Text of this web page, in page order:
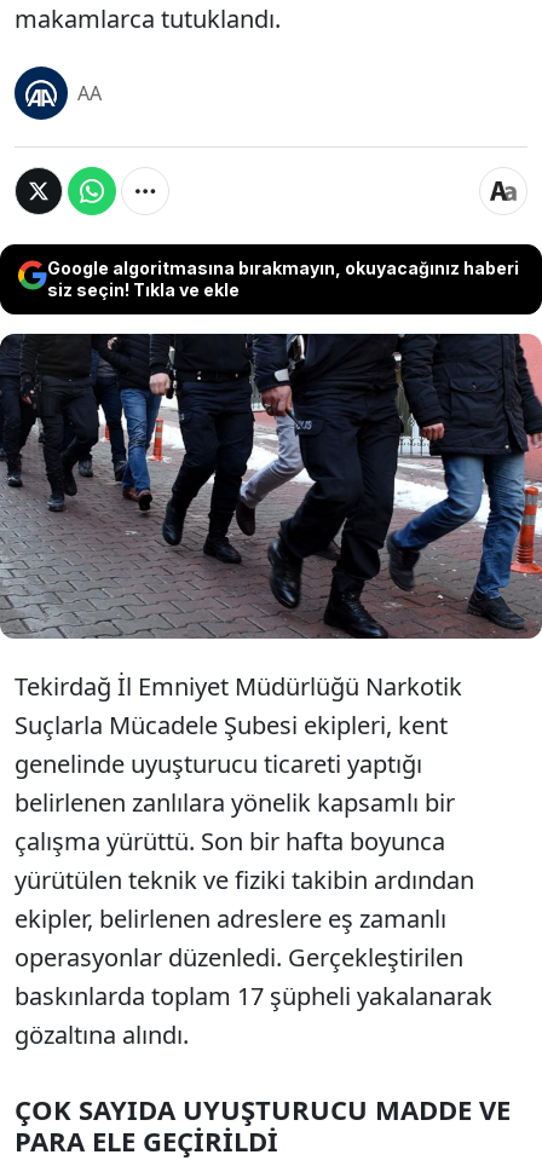
makamlarca tutuklandı.
AA
Google algoritmasına bırakmayın, okuyacağınız haberi
siz seçin! Tıkla ve ekle
Tekirdağ'da polis ekipleri tarafından son bir
hafta içinde düzenlenen uyuşturucu
operasyonlarında gözaltına alınan 17
şüpheliden 8'i sevk edildikleri adli
makamlarca tutuklandı.
Tekirdağ İl Emniyet Müdürlüğü Narkotik
Suçlarla Mücadele Şubesi ekipleri, kent
genelinde uyuşturucu ticareti yaptığı
belirlenen zanlılara yönelik kapsamlı bir
çalışma yürüttü. Son bir hafta boyunca
yürütülen teknik ve fiziki takibin ardından
ekipler, belirlenen adreslere eş zamanlı
operasyonlar düzenledi. Gerçekleştirilen
baskınlarda toplam 17 şüpheli yakalanarak
gözaltına alındı.
ÇOK SAYIDA UYUŞTURUCU MADDE VE
PARA ELE GEÇİRİLDİ